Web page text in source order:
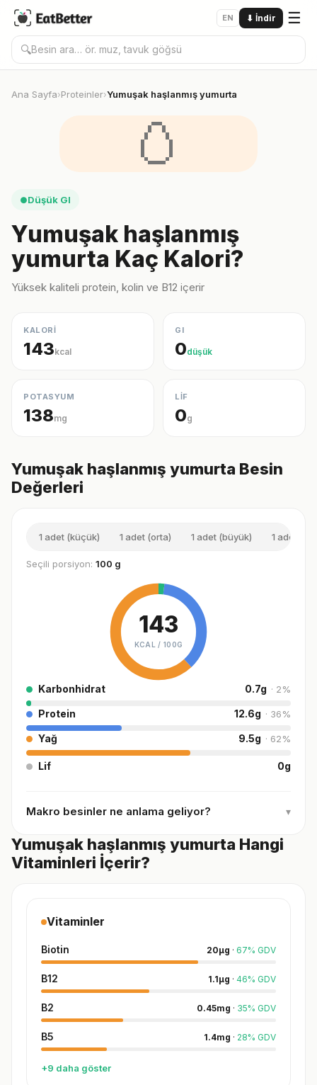
EN ⬇ İndir ☰
🔍
Ana Sayfa›Proteinler›Yumuşak haşlanmış yumurta
🥚
●Düşük GI
Yumuşak haşlanmış
yumurta Kaç Kalori?
Yüksek kaliteli protein, kolin ve B12 içerir
KALORİ
143kcal
GI
0düşük
POTASYUM
138mg
LİF
0g
Yumuşak haşlanmış yumurta Besin
Değerleri
1 adet (küçük) 1 adet (orta) 1 adet (büyük) 1 adet
Seçili porsiyon: 100 g
143
KCAL / 100G
Karbonhidrat 0.7g · 2%
Protein 12.6g · 36%
Yağ 9.5g · 62%
Lif 0g
Makro besinler ne anlama geliyor? ▾
Yumuşak haşlanmış yumurta Hangi
Vitaminleri İçerir?
Vitaminler
Biotin 20µg · 67% GDV
B12 1.1µg · 46% GDV
B2 0.45mg · 35% GDV
B5 1.4mg · 28% GDV
+9 daha göster